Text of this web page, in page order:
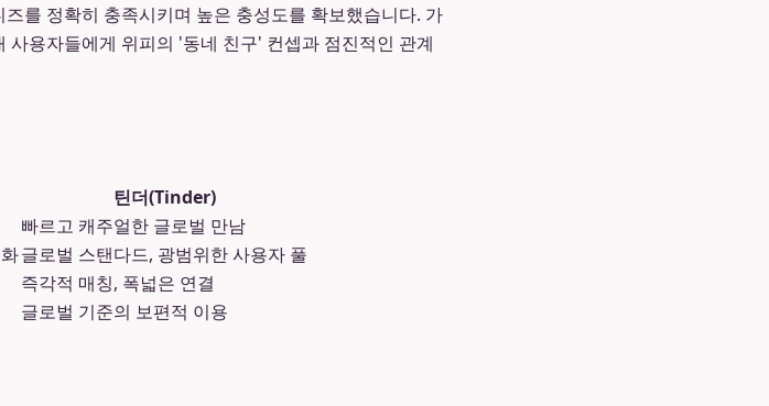
를 정확히 충족시키며 높은 충성도를 확보했습니다. 가
용자들에게 위피의 '동네 친구' 컨셉과 점진적인 관계
틴더(Tinder)
빠르고 캐주얼한 글로벌 만남
글로벌 스탠다드, 광범위한 사용자 풀
즉각적 매칭, 폭넓은 연결
글로벌 기준의 보편적 이용